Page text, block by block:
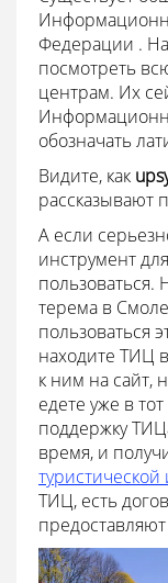
Федерации .
посмотреть
центрам. Их
обозначать
Видите, как
рассказывают
А если
инструмент
пользоваться.
терема в
пользоваться
находите ТИЦ
к ним на сайт,
едете уже в
поддержку
время, и
ТИЦ, есть